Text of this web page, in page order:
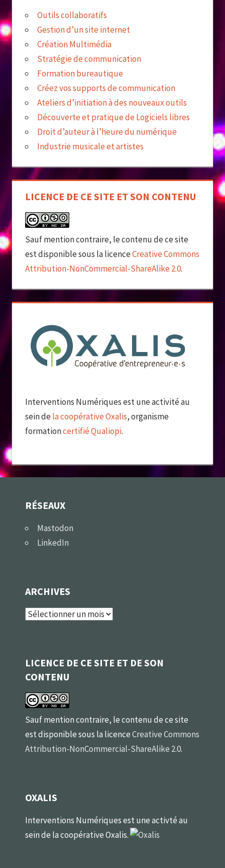
Outils collaboratifs
Gestion d’un site internet
Création Multimédia
Stratégie de communication
Formation bureautique
Créez vos supports de communication
Ateliers d’initiation à des nouveaux outils
Découverte et pratique de Logiciels libres
Droit d’auteur à l’heure du numérique
Industrie musicale et artistes
LICENCE DE CE SITE ET SON CONTENU
Sauf mention contraire, le contenu de ce site
est disponible sous la licenceCreative Commons
Attribution-NonCommercial-ShareAlike 2.0.
Interventions Numériques est une activité au
sein dela coopérative Oxalis, organisme
formationcertifié Qualiopi.
RÉSEAUX
Mastodon
LinkedIn
ARCHIVES
Archives
LICENCE DE CE SITE ET DE SON
CONTENU
Sauf mention contraire, le contenu de ce site
est disponible sous la licenceCreative Commons
Attribution-NonCommercial-ShareAlike 2.0.
OXALIS
Interventions Numériques est une activté au
sein de la coopérative Oxalis.